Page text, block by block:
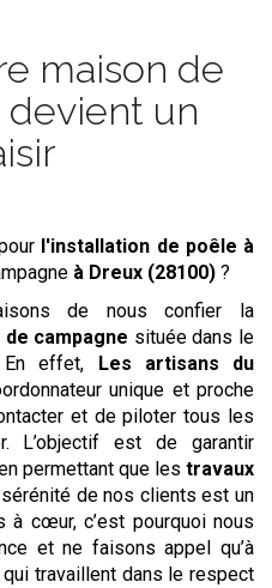
maison de
un
l'installation de poêle à
à Dreux (28100) ?
de nous confier la
de campagne située dans le
En effet,
Les artisans du
unique et proche
et de piloter tous les
L’objectif est de garantir
permettant que les travaux
de nos clients est un
à cœur, c’est pourquoi nous
et ne faisons appel qu’à
qui travaillent dans le respect